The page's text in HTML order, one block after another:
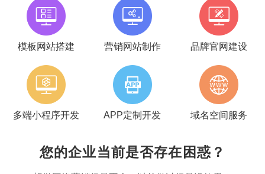
模板网站搭建 营销网站制作 品牌官网建设
多端小程序开发 APP定制开发 域名空间服务
您的企业当前是否存在困惑？